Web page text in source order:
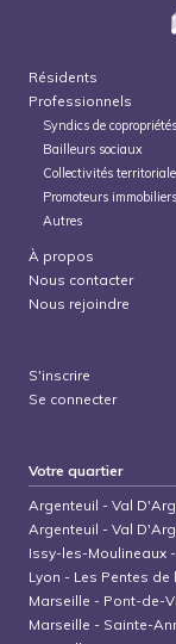
Résidents
Professionnels
Syndics de copropriétés
Bailleurs sociaux
Collectivités
Promoteurs immobiliers
Autres
À propos
Nous contacter
Nous rejoindre
S'inscrire
Se connecter
Votre quartier
Argenteuil -Val
Argenteuil -Val
Issy-les-Moulineaux -
Lyon - Les Pentes de
Marseille - Pont-de-
Marseille - Sainte-